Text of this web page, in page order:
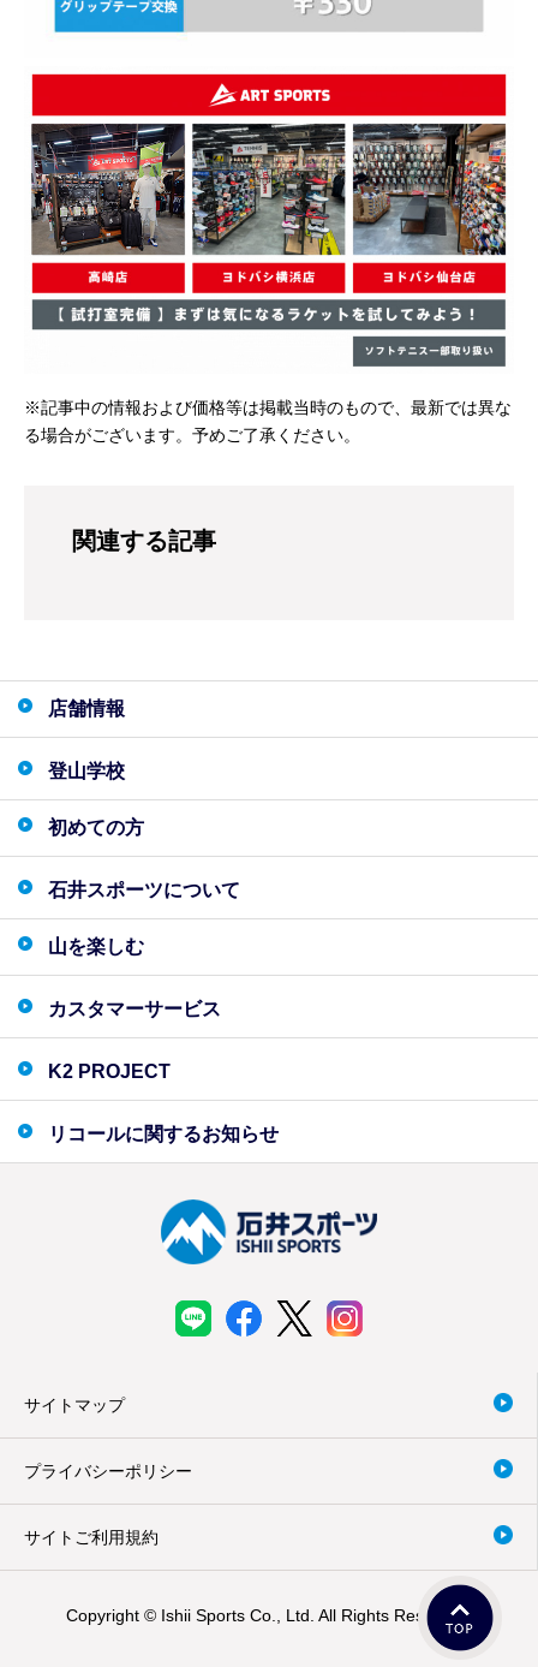
※記事中の情報および価格等は掲載当時のもので、最新では異な
る場合がございます。予めご了承ください。
関連する記事
店舗情報
登山学校
初めての方
石井スポーツについて
山を楽しむ
カスタマーサービス
K2 PROJECT
リコールに関するお知らせ
サイトマップ
プライバシーポリシー
サイトご利用規約
Copyright © Ishii Sports Co., Ltd. All Rights Reserved.